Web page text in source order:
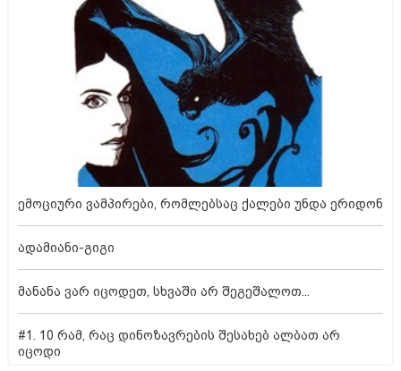
ემოციური ვამპირები, რომლებსაც ქალები უნდა ერიდონ
ადამიანი-გიგი
მანანა ვარ იცოდეთ, სხვაში არ შეგეშალოთ...
#1. 10 რამ, რაც დინოზავრების შესახებ ალბათ არ
იცოდი